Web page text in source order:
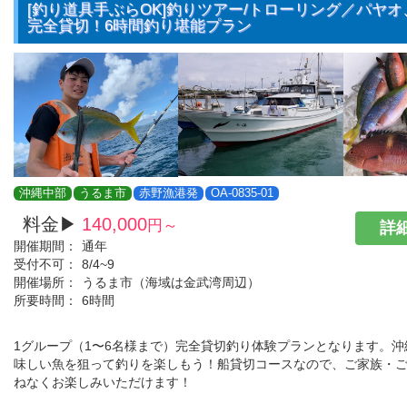
[釣り道具手ぶらOK]釣りツアー/トローリング／パヤ
完全貸切！6時間釣り堪能プラン
沖縄中部 うるま市 赤野漁港発 OA-0835-01
料金▶ 140,000円～
開催期間：
通年
受付不可：
8/4~9
開催場所：
うるま市（海域は金武湾周辺）
所要時間：
6時間
詳
1グループ（1〜6名様まで）完全貸切釣り体験プランとなります。
味しい魚を狙って釣りを楽しもう！船貸切コースなので、ご家族・
ねなくお楽しみいただけます！